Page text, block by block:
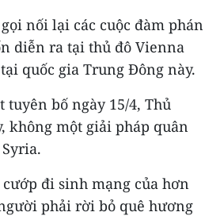
nối lại các cuộc đàm phán
diễn ra tại thủ đô Vienna
quốc gia Trung Đông này.
tuyên bố ngày 15/4, Thủ
không một giải pháp quân
đi sinh mạng của hơn
phải rời bỏ quê hương